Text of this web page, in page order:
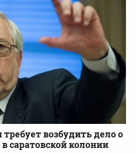
возбудить дело о
саратовской колонии